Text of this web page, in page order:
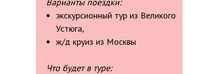
экскурсионный тур из Великого
Устюга,
ж/д круиз из Москвы
Что будет в туре: